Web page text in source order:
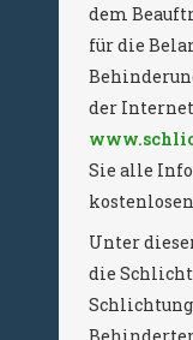
dem
für die
der
Sie alle
Unter
die